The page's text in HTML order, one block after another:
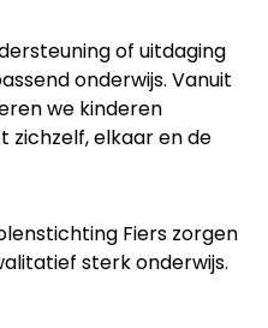
of uitdaging
onderwijs. Vanuit
we kinderen
elkaar en de
Fiers zorgen
sterk onderwijs.